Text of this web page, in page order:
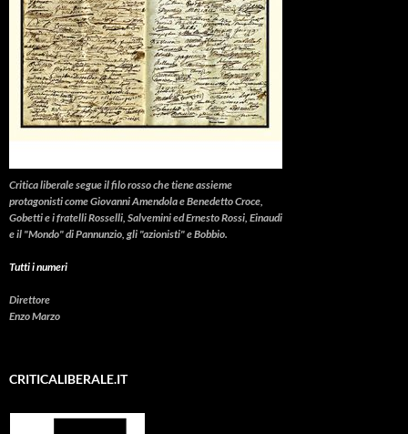
Critica liberalesegue il filo rosso che tiene assieme
protagonisti come Giovanni Amendola e Benedetto Croce,
Gobetti e i fratelli Rosselli, Salvemini ed Ernesto Rossi, Einaudi
e il "Mondo" di Pannunzio, gli "azionisti" e Bobbio.
Tutti i numeri
Direttore
Enzo Marzo
CRITICALIBERALE.IT